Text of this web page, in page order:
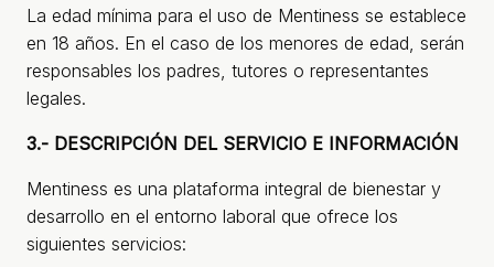
La edad mínima para el uso de Mentiness se establece
en 18 años. En el caso de los menores de edad, serán
responsables los padres, tutores o representantes
legales.
3.- DESCRIPCIÓN DEL SERVICIO E INFORMACIÓN
Mentiness es una plataforma integral de bienestar y
desarrollo en el entorno laboral que ofrece los
siguientes servicios: